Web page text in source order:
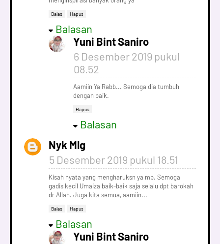
Balas Hapus
Balasan
Yuni Bint Saniro
6 Desember 2019 pukul
08.52
Aamiin Ya Rabb... Semoga dia tumbuh
dengan baik.
Hapus
Balasan
Nyk Mlg
5 Desember 2019 pukul 18.51
Kisah nyata yang mengharuksn ya mb. Semoga
gadis kecil Umaiza baik-baik saja selalu dpt barokah
dr Allah. Juga kita semua, aamiin...
Balas Hapus
Balasan
Yuni Bint Saniro